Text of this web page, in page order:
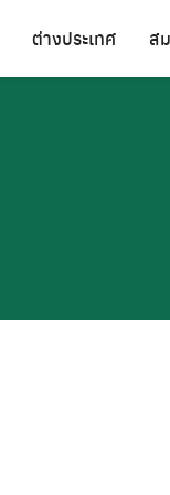
ต่างประเทศ ส